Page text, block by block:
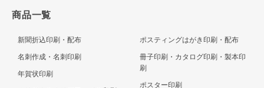
商品一覧
新聞折込印刷・配布
名刺作成・名刺印刷
年賀状印刷
ポスティングはがき印刷・配布
冊子印刷・カタログ印刷・製本印
刷
ポスター印刷